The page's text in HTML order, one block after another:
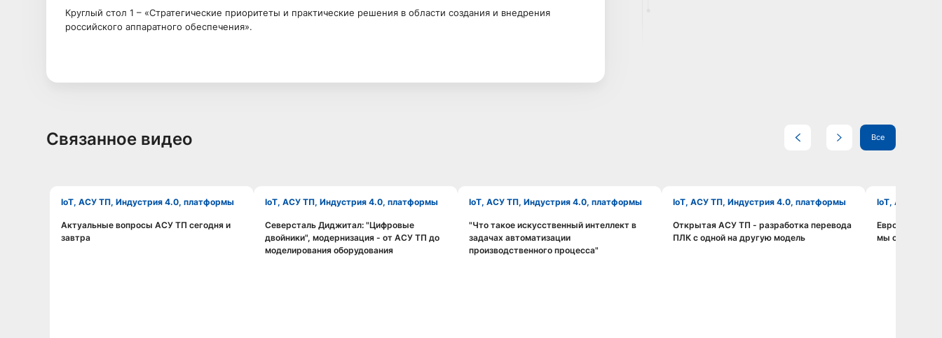
Круглый стол 1 – «Стратегические приоритеты и практические решения в области создания и внедрения
российского аппаратного обеспечения».
Связанное видео Все
IoT, АСУ ТП, Индустрия 4.0, платформы
Смотреть видео
Актуальные вопросы АСУ ТП сегодня и
завтра
IoT, АСУ ТП, Индустрия 4.0, платформы
Смотреть видео
Северсталь Диджитал: "Цифровые
двойники", модернизация - от АСУ ТП до
моделирования оборудования
IoT, АСУ ТП, Индустрия 4.0, платформы
Смотреть видео
"Что такое искусственный интеллект в
задачах автоматизации
производственного процесса"
IoT, АСУ ТП, Индустрия 4.0, платформы
Смотреть видео
Открытая АСУ ТП - разработка перевода
ПЛК с одной на другую модель
IoT, АСУ ТП,
ЕвроХим: в
мы открыты